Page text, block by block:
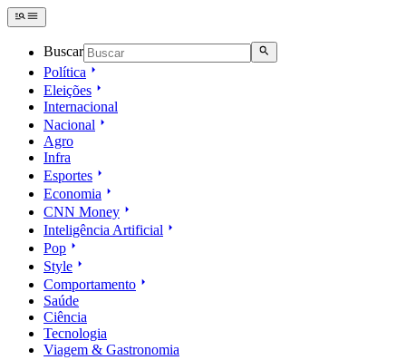
Buscar
Política
Eleições
Internacional
Nacional
Agro
Infra
Esportes
Economia
CNN Money
Inteligência Artificial
Pop
Style
Comportamento
Saúde
Ciência
Tecnologia
Viagem & Gastronomia